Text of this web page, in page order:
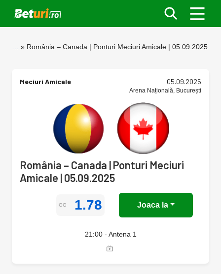
România – Canada | Ponturi Meciuri Amicale | 05.09.2025
Meciuri Amicale 05.09.2025
Arena Națională, București
România – Canada | Ponturi Meciuri
Amicale | 05.09.2025
GG 1.78 Joaca la
21:00 - Antena 1